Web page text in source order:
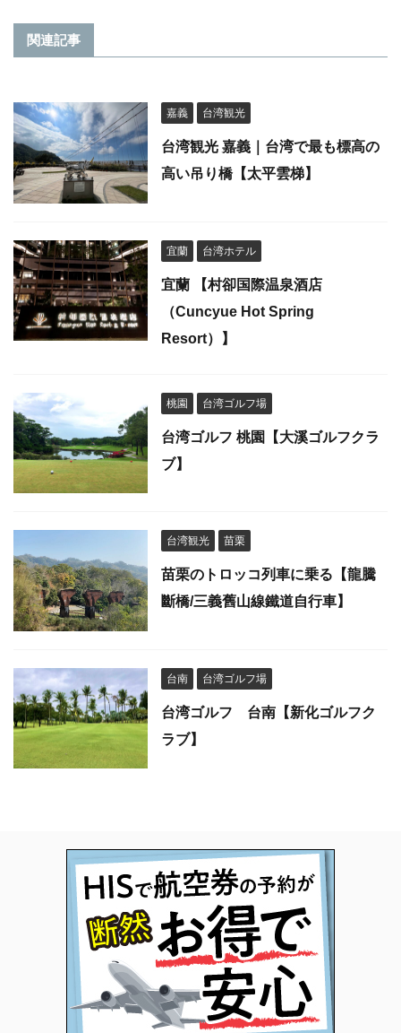
関連記事
嘉義 台湾観光
台湾観光 嘉義｜台湾で最も標高の
高い吊り橋【太平雲梯】
宜蘭 台湾ホテル
宜蘭 【村卻国際温泉酒店
（Cuncyue Hot Spring
Resort）】
桃園 台湾ゴルフ場
台湾ゴルフ 桃園【大溪ゴルフクラ
ブ】
台湾観光 苗栗
苗栗のトロッコ列車に乗る【龍騰
斷橋/三義舊山線鐵道自行車】
台南 台湾ゴルフ場
台湾ゴルフ 台南【新化ゴルフク
ラブ】